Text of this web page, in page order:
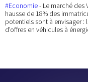
#Economie- Le marché des
hausse de 18% des
potentiels sont à envisager :
d'offres en véhicules à